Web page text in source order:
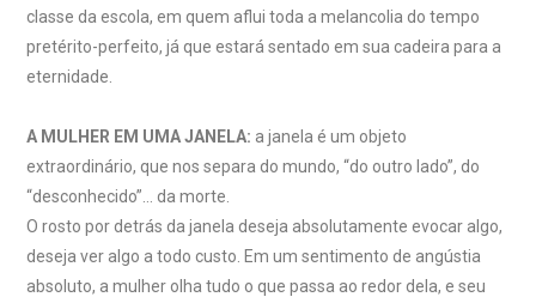
classe da escola, em quem aflui toda a melancolia do tempo
pretérito-perfeito, já que estará sentado em sua cadeira para a
eternidade.
A MULHER EM UMA JANELA: a janela é um objeto
extraordinário, que nos separa do mundo, “do outro lado”, do
“desconhecido”… da morte.
O rosto por detrás da janela deseja absolutamente evocar algo,
deseja ver algo a todo custo. Em um sentimento de angústia
absoluto, a mulher olha tudo o que passa ao redor dela, e seu